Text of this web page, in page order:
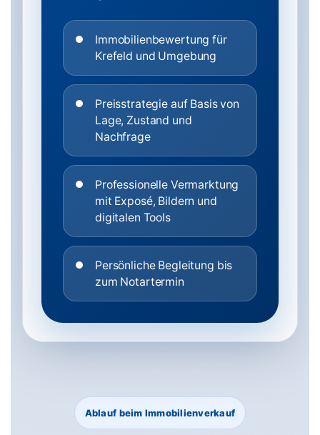
Immobilienbewertung für
Krefeld und Umgebung
Preisstrategie auf Basis von
Lage, Zustand und
Nachfrage
Professionelle Vermarktung
mit Exposé, Bildern und
digitalen Tools
Persönliche Begleitung bis
zum Notartermin
Ablauf beim Immobilienverkauf